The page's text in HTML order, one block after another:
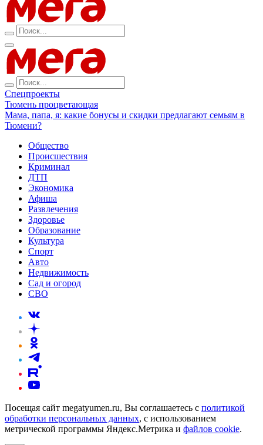
Спецпроекты
Тюмень процветающая
Мама, папа, я: какие бонусы и скидки предлагают семьям в
Тюмени?
Общество
Происшествия
Криминал
ДТП
Экономика
Афиша
Развлечения
Здоровье
Образование
Культура
Спорт
Авто
Недвижимость
Сад и огород
СВО
Посещая сайт megatyumen.ru, Вы соглашаетесь с политикой
обработки персональных данных, с использованием
метрической программы Яндекс.Метрика и файлов cookie.